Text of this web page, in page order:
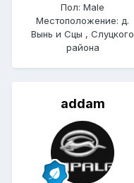
Пол: Male
Местоположение: д.
Вынь и Сцы , Слуцкого
района
addam